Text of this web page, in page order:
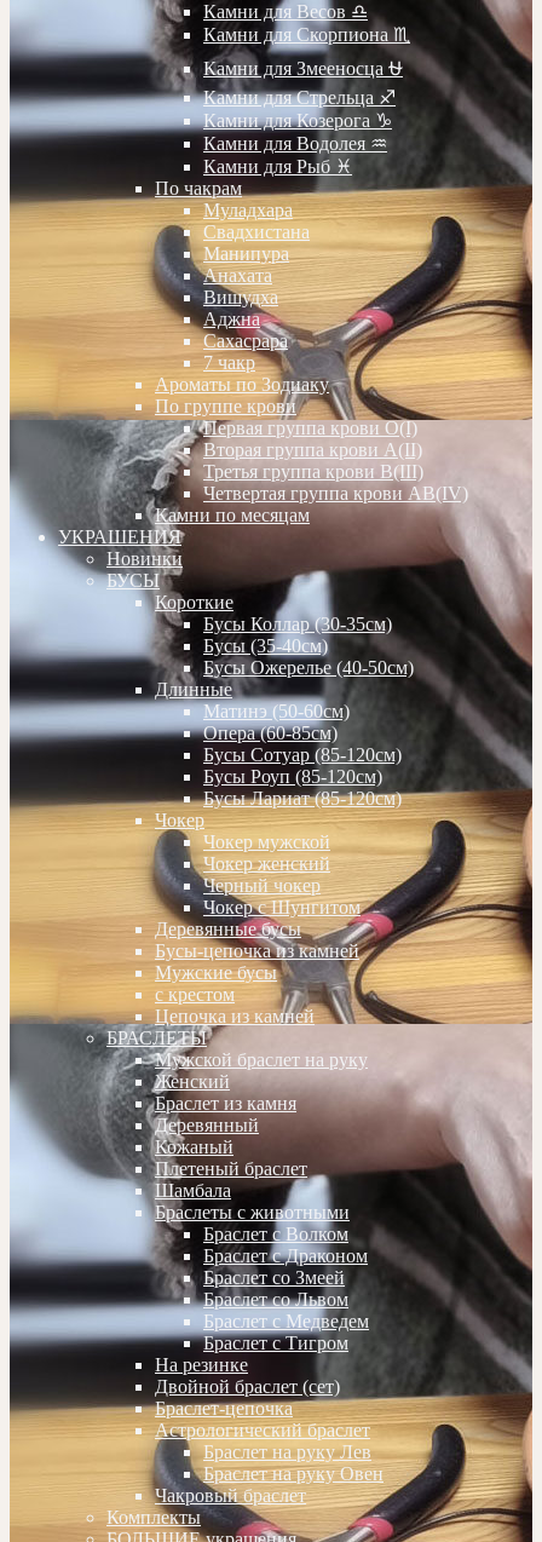
Камни для Весов ♎️
Камни для Скорпиона ♏️
Камни для Змееносца ⛎
Камни для Стрельца ♐️
Камни для Козерога ♑️
Камни для Водолея ♒️
Камни для Рыб ♓️
По чакрам
Муладхара
Свадхистана
Манипура
Анахата
Вишудха
Аджна
Сахасрара
7 чакр
Ароматы по Зодиаку
По группе крови
Первая группа крови О(I)
Вторая группа крови А(II)
Третья группа крови В(III)
Четвертая группа крови АВ(IV)
Камни по месяцам
УКРАШЕНИЯ
Новинки
БУСЫ
Короткие
Бусы Коллар (30-35см)
Бусы (35-40см)
Бусы Ожерелье (40-50см)
Длинные
Матинэ (50-60см)
Опера (60-85см)
Бусы Сотуар (85-120см)
Бусы Роуп (85-120см)
Бусы Лариат (85-120см)
Чокер
Чокер мужской
Чокер женский
Черный чокер
Чокер с Шунгитом
Деревянные бусы
Бусы-цепочка из камней
Мужские бусы
с крестом
Цепочка из камней
БРАСЛЕТЫ
Мужской браслет на руку
Женский
Браслет из камня
Деревянный
Кожаный
Плетеный браслет
Шамбала
Браслеты с животными
Браслет с Волком
Браслет с Драконом
Браслет со Змеей
Браслет со Львом
Браслет с Медведем
Браслет с Тигром
На резинке
Двойной браслет (сет)
Браслет-цепочка
Астрологический браслет
Браслет на руку Лев
Браслет на руку Овен
Чакровый браслет
Комплекты